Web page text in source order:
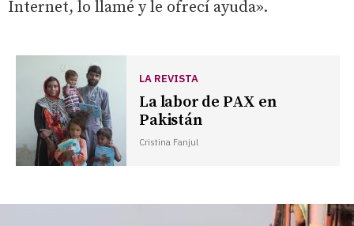
Internet, lo llamé y le ofrecí ayuda».
LA REVISTA
La labor de PAX en
Pakistán
Cristina Fanjul